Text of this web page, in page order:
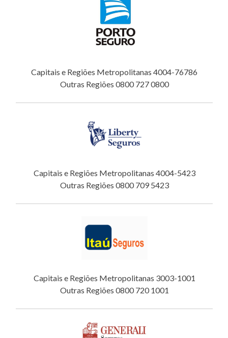
Capitais e Regiões Metropolitanas 4004-76786
Outras Regiões 0800 727 0800
Capitais e Regiões Metropolitanas 4004-5423
Outras Regiões 0800 709 5423
Capitais e Regiões Metropolitanas 3003-1001
Outras Regiões 0800 720 1001